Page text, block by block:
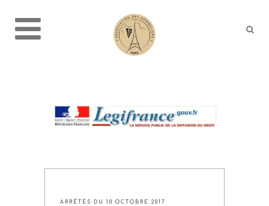
ARRÊTÉS DU 10 OCTOBRE 2017